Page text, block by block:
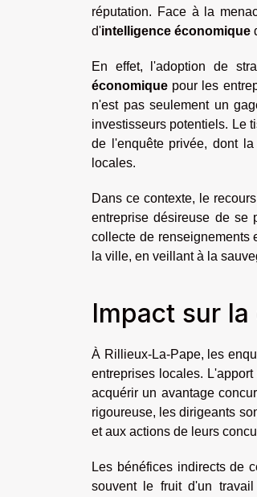
réputation. Face à la
d'intelligence économique
En effet, l'adoption de
économique pour les
n'est pas seulement un
investisseurs potentiels. Le
de l'enquête privée, dont
locales.
Dans ce contexte, le
entreprise désireuse de se
collecte de renseignements
la ville, en veillant à la
Impact sur
À Rillieux-La-Pape, les
entreprises locales.
acquérir un avantage
rigoureuse, les dirigeants
et aux actions de leurs
Les bénéfices indirects de
souvent le fruit d'un travail